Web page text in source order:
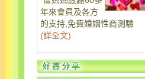
年來會員及各方
的支持,免費婚姻性商測驗
(詳全文)